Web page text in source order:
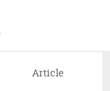
Article